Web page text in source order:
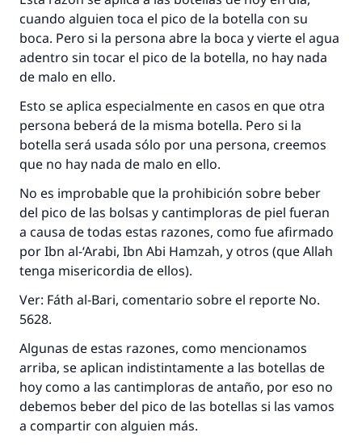
cuando alguien toca el pico de la botella con su
boca. Pero si la persona abre la boca y vierte el agua
adentro sin tocar el pico de la botella, no hay nada
de malo en ello.
Esto se aplica especialmente en casos en que otra
persona beberá de la misma botella. Pero si la
botella será usada sólo por una persona, creemos
que no hay nada de malo en ello.
No es improbable que la prohibición sobre beber
del pico de las bolsas y cantimploras de piel fueran
a causa de todas estas razones, como fue afirmado
por Ibn al-‘Arabi, Ibn Abi Hamzah, y otros (que Allah
tenga misericordia de ellos).
Ver: Fáth al-Bari, comentario sobre el reporte No.
5628.
Algunas de estas razones, como mencionamos
arriba, se aplican indistintamente a las botellas de
hoy como a las cantimploras de antaño, por eso no
debemos beber del pico de las botellas si las vamos
a compartir con alguien más.
Contribuir